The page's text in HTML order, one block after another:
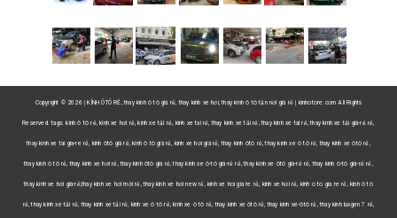
Copyright © 2026 | KÍNH ÔTÔ RẺ, thay kính ô tô giá rẻ, thay kính xe hơi, thay kính ô tô tận nơi giá rẻ | kinhotore.com All Rights
Reserved. tags: kính ô tô rẻ, kính xe hơi rẻ, kính xe tải rẻ, kinh xe tai rẻ, thay kính xe tải rẻ, thay kinh xe tai rẻ, thay kính xe tải giá-rẻ rẻ,
thay kinh xe tai gia-re rẻ, kính ôtô giá rẻ, kính ô tô giá rẻ, kính xe hơi giá rẻ, thay kính ôtô rẻ, thay kính xe ô tô rẻ, thay kính xe ôtô rẻ,
thay kính ô tô rẻ, thay kính xe hơi rẻ, thay kính ôtô giá rẻ, thay kính xe ô-tô giá-rẻ rẻ, thay kính xe ôtô giá-rẻ rẻ, thay kính ô-tô giá-rẻ rẻ,
thay kính xe hơi giá-rẻ,thay kính xe hơi mới rẻ, thay kính xe hơi new rẻ, kinh xe hoi gia re rẻ, kính xe hơi rẻ, kinh o to gia re rẻ, kính ô tô
rẻ, thay kính xe tải rẻ, thay kính xe tải rẻ, kính xe ô tô rẻ, kính xe ô tô rẻ, thay kính xe ôtô rẻ, thay kính xe-ôtô rẻ, thay kính luxgen 7 rẻ,